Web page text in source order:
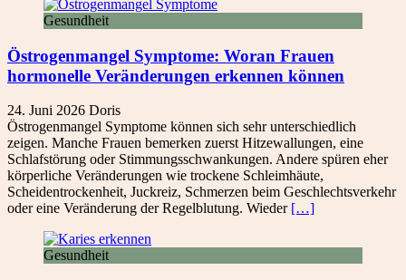
Gesundheit
Östrogenmangel Symptome: Woran Frauen
hormonelle Veränderungen erkennen können
24. Juni 2026 Doris
Östrogenmangel Symptome können sich sehr unterschiedlich
zeigen. Manche Frauen bemerken zuerst Hitzewallungen, eine
Schlafstörung oder Stimmungsschwankungen. Andere spüren eher
körperliche Veränderungen wie trockene Schleimhäute,
Scheidentrockenheit, Juckreiz, Schmerzen beim Geschlechtsverkehr
oder eine Veränderung der Regelblutung. Wieder […]
Gesundheit